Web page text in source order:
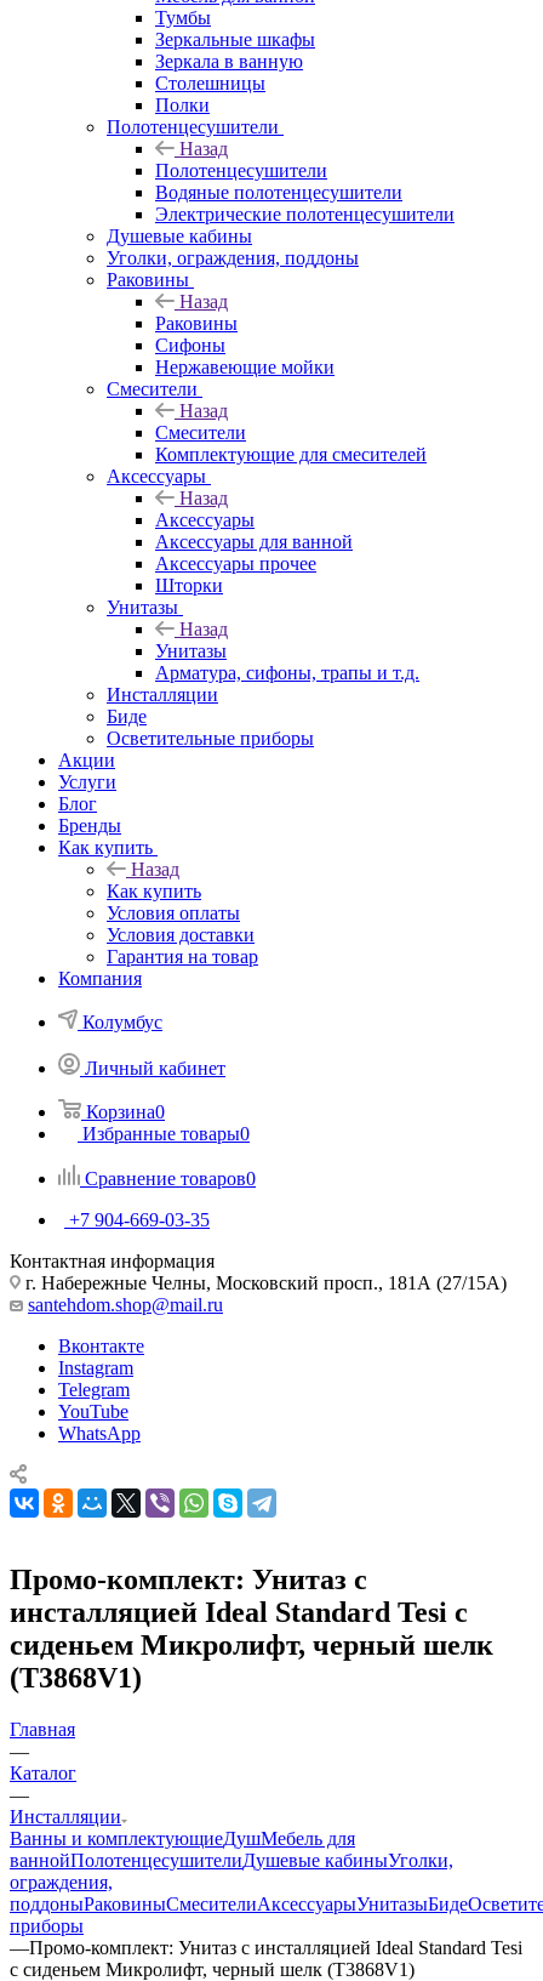
Тумбы
Зеркальные шкафы
Зеркала в ванную
Столешницы
Полки
Полотенцесушители
Назад
Полотенцесушители
Водяные полотенцесушители
Электрические полотенцесушители
Душевые кабины
Уголки, ограждения, поддоны
Раковины
Назад
Раковины
Сифоны
Нержавеющие мойки
Смесители
Назад
Смесители
Комплектующие для смесителей
Аксессуары
Назад
Аксессуары
Аксессуары для ванной
Аксессуары прочее
Шторки
Унитазы
Назад
Унитазы
Арматура, сифоны, трапы и т.д.
Инсталляции
Биде
Осветительные приборы
Акции
Услуги
Блог
Бренды
Как купить
Назад
Как купить
Условия оплаты
Условия доставки
Гарантия на товар
Компания
Колумбус
Личный кабинет
Корзина0
Избранные товары0
Сравнение товаров0
+7 904-669-03-35
Контактная информация
г. Набережные Челны, Московский просп., 181А (27/15А)
santehdom.shop@mail.ru
Вконтакте
Instagram
Telegram
YouTube
WhatsApp
Промо-комплект: Унитаз с
инсталляцией Ideal Standard Tesi с
сиденьем Микролифт, черный шелк
(T3868V1)
Главная
—
Каталог
—
Инсталляции
Ванны и комплектующиеДушМебель для
ваннойПолотенцесушителиДушевые кабиныУголки,
ограждения,
поддоныРаковиныСмесителиАксессуарыУнитазыБиде
приборы
—Промо-комплект: Унитаз с инсталляцией Ideal Standard Tesi
с сиденьем Микролифт, черный шелк (T3868V1)